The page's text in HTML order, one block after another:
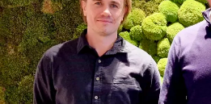
utdanning
frontend
backend